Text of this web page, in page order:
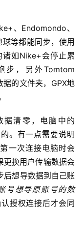
、Endomondo、
等都能同步，使用
如Nike+会停止累
，另外Tomtom
的文件夹，GPX地
据清零，电脑中的
。有一点需要说明
一次连接电脑时会
换用户传输数据会
后想导数据到自己账
号想导原账号的数
授权连接后才会同